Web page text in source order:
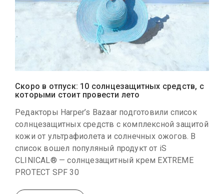
Скоро в отпуск: 10 солнцезащитных средств, с
которыми стоит провести лето
Редакторы Harper’s Bazaar подготовили список
солнцезащитных средств с комплексной защитой
кожи от ультрафиолета и солнечных ожогов. В
список вошел популяный продукт от iS
CLINICAL® — солнцезащитный крем EXTREME
PROTECT SPF 30